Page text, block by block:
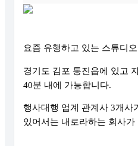
요즘 유행하고 있는 스튜디
경기도 김포 통진읍에 있고
40분 내에 가능합니다.
행사대행 업계 관계사 3개사
있어서는 내로라하는 회사